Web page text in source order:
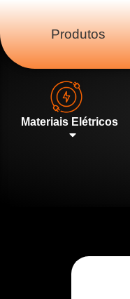
Produtos
Materiais Elétricos